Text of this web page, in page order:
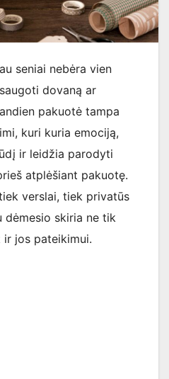
seniai nebėra vien
dovaną ar
pakuotė tampa
kuri kuria emociją,
ir leidžia parodyti
atplėšiant pakuotę.
verslai, tiek privatūs
dėmesio skiria ne tik
jos pateikimui.